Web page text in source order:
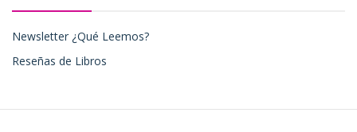
Newsletter ¿Qué Leemos?
Reseñas de Libros